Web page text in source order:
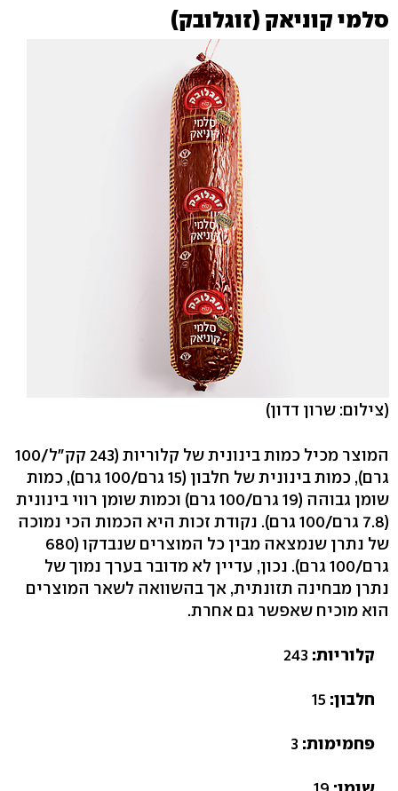
סלמי קוניאק (זוגלובק)
(צילום: שרון דדון)
המוצר מכיל כמות בינונית של קלוריות (243 קק"ל/100
גרם), כמות בינונית של חלבון (15 גרם/100 גרם), כמות
שומן גבוהה (19 גרם/100 גרם) וכמות שומן רווי בינונית
(7.8 גרם/100 גרם). נקודת זכות היא הכמות הכי נמוכה
של נתרן שנמצאה מבין כל המוצרים שנבדקו (680
גרם/100 גרם). נכון, עדיין לא מדובר בערך נמוך של
נתרן מבחינה תזונתית, אך בהשוואה לשאר המוצרים
הוא מוכיח שאפשר גם אחרת.
קלוריות:
חלבון:
פחמימות: